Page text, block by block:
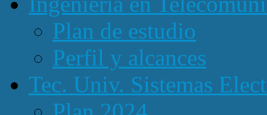
Plan de estudio
Perfil y alcances
Tec. Univ. Sistemas